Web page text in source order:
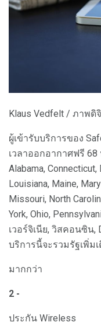
Klaus Vedfelt / ภาพดิ
ผู้เข้ารับบริการของ
เวลาออกอากาศฟรี
Alabama,
Louisiana, Maine,
Missouri, North
York, Ohio,
เวอร์จิเนีย, วิสคอนซิน,
บริการนี้จะรวมรัฐเพิ่ม
มากกว่า
2 -
ประกัน Wireless